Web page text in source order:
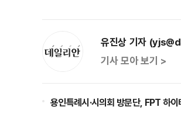
유진상 기자
기사 모아 보기 >
용인특례시·시의회 방문단, FPT 하